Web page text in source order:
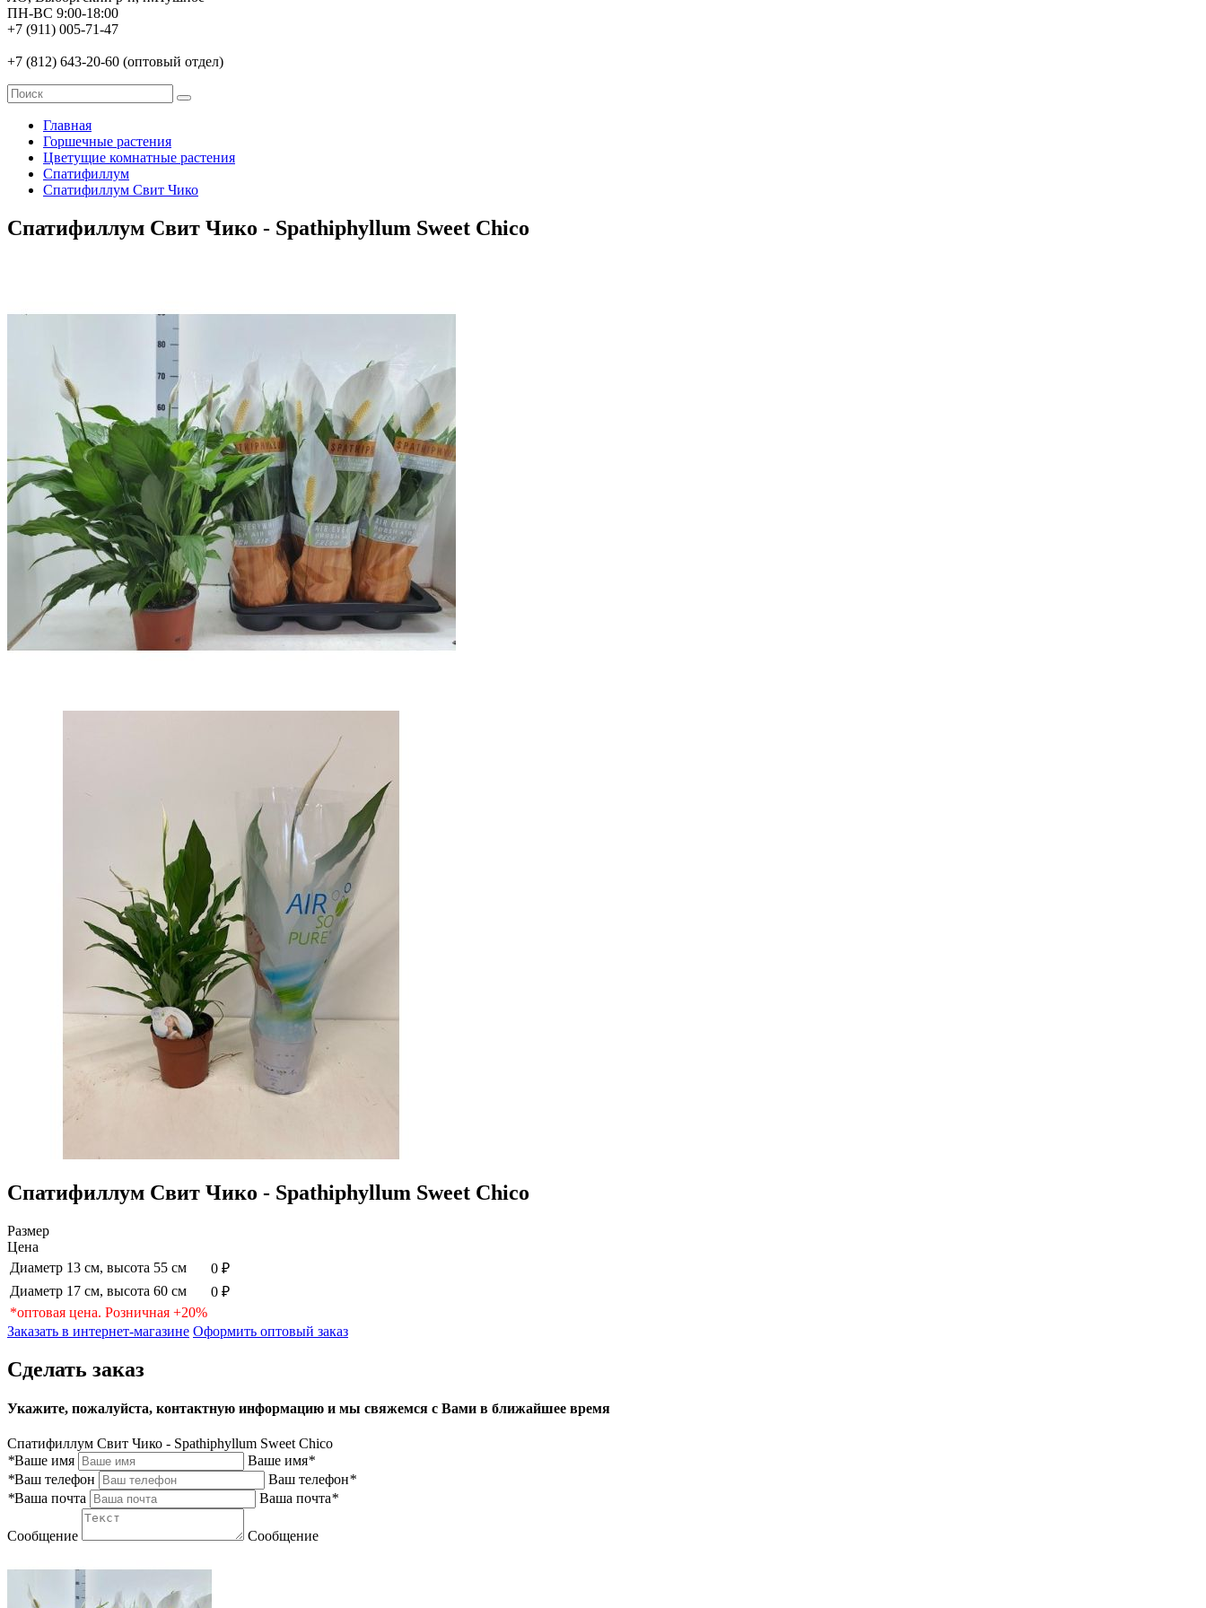
ПН-ВС 9:00-18:00
+7 (911) 005-71-47
+7 (812) 643-20-60 (оптовый отдел)
Главная
Горшечные растения
Цветущие комнатные растения
Спатифиллум
Спатифиллум Свит Чико
Спатифиллум Свит Чико - Spathiphyllum Sweet Chico
Спатифиллум Свит Чико - Spathiphyllum Sweet Chico
Размер
Цена
Диаметр 13 см, высота 55 см
0 ₽
Диаметр 17 см, высота 60 см
0 ₽
*оптовая цена. Розничная +20%
Заказать в интернет-магазине Оформить оптовый заказ
Сделать заказ
Укажите, пожалуйста, контактную информацию и мы свяжемся с Вами в ближайшее время
Спатифиллум Свит Чико - Spathiphyllum Sweet Chico
*Ваше имя Ваше имя*
*Ваш телефон Ваш телефон*
*Ваша почта Ваша почта*
Сообщение Сообщение